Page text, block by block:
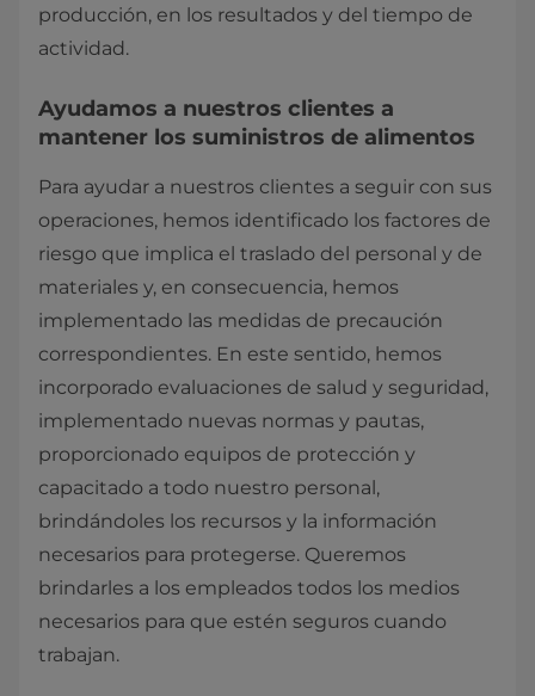
producción, en los resultados y del tiempo de
actividad.
Ayudamos a nuestros clientes a
mantener los suministros de alimentos
Para ayudar a nuestros clientes a seguir con sus
operaciones, hemos identificado los factores de
riesgo que implica el traslado del personal y de
materiales y, en consecuencia, hemos
implementado las medidas de precaución
correspondientes. En este sentido, hemos
incorporado evaluaciones de salud y seguridad,
implementado nuevas normas y pautas,
proporcionado equipos de protección y
capacitado a todo nuestro personal,
brindándoles los recursos y la información
necesarios para protegerse. Queremos
brindarles a los empleados todos los medios
necesarios para que estén seguros cuando
trabajan.